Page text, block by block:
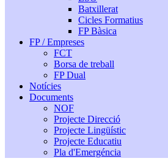
Batxillerat
Cicles Formatius
FP Bàsica
FP / Empreses
FCT
Borsa de treball
FP Dual
Notícies
Documents
NOF
Projecte Direcció
Projecte Lingüístic
Projecte Educatiu
Pla d'Emergéncia